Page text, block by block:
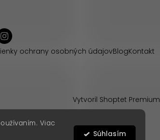
Viac
Súhlasím
ochrany osobných údajovBlogKontakt
Vytvoril Shoptet Premium